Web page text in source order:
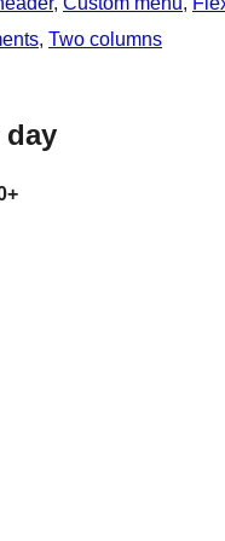
, Two columns
day